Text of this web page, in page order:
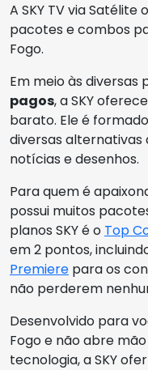
A SKY TV via
pacotes e combos
Fogo.
Em meio às diversas
pagos, a SKY
barato. Ele é
diversas alternativas
notícias e desenhos.
Para quem é
possui muitos
planos SKY é o Top
em 2 pontos,
Premiere para os
não perderem
Desenvolvido para
Fogo e não abre
tecnologia, a SKY